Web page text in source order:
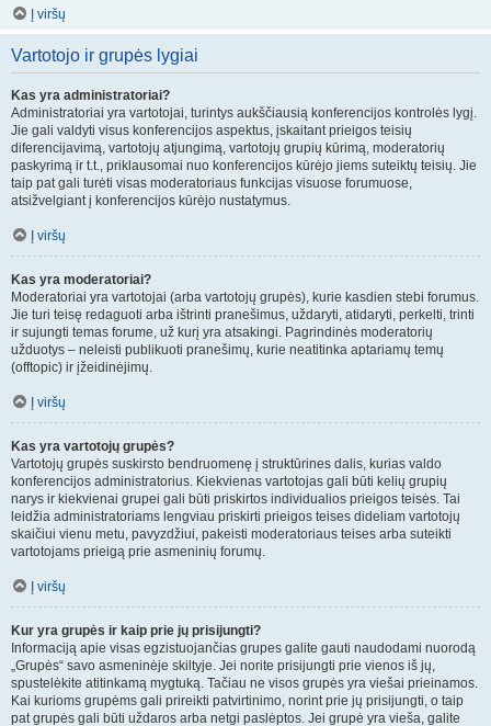
Į viršų
Vartotojo ir grupės lygiai
Kas yra administratoriai?
Administratoriai yra vartotojai, turintys aukščiausią konferencijos kontrolės lygį.
Jie gali valdyti visus konferencijos aspektus, įskaitant prieigos teisių
diferencijavimą, vartotojų atjungimą, vartotojų grupių kūrimą, moderatorių
paskyrimą ir t.t., priklausomai nuo konferencijos kūrėjo jiems suteiktų teisių. Jie
taip pat gali turėti visas moderatoriaus funkcijas visuose forumuose,
atsižvelgiant į konferencijos kūrėjo nustatymus.
Į viršų
Kas yra moderatoriai?
Moderatoriai yra vartotojai (arba vartotojų grupės), kurie kasdien stebi forumus.
Jie turi teisę redaguoti arba ištrinti pranešimus, uždaryti, atidaryti, perkelti, trinti
ir sujungti temas forume, už kurį yra atsakingi. Pagrindinės moderatorių
užduotys – neleisti publikuoti pranešimų, kurie neatitinka aptariamų temų
(offtopic) ir įžeidinėjimų.
Į viršų
Kas yra vartotojų grupės?
Vartotojų grupės suskirsto bendruomenę į struktūrines dalis, kurias valdo
konferencijos administratorius. Kiekvienas vartotojas gali būti kelių grupių
narys ir kiekvienai grupei gali būti priskirtos individualios prieigos teisės. Tai
leidžia administratoriams lengviau priskirti prieigos teises dideliam vartotojų
skaičiui vienu metu, pavyzdžiui, pakeisti moderatoriaus teises arba suteikti
vartotojams prieigą prie asmeninių forumų.
Į viršų
Kur yra grupės ir kaip prie jų prisijungti?
Informaciją apie visas egzistuojančias grupes galite gauti naudodami nuorodą
„Grupės“ savo asmeninėje skiltyje. Jei norite prisijungti prie vienos iš jų,
spustelėkite atitinkamą mygtuką. Tačiau ne visos grupės yra viešai prieinamos.
Kai kurioms grupėms gali prireikti patvirtinimo, norint prie jų prisijungti, o taip
pat grupės gali būti uždaros arba netgi paslėptos. Jei grupė yra vieša, galite